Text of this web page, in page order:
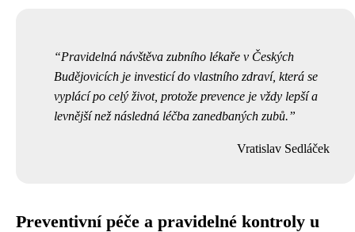
Pravidelná návštěva zubního lékaře v Českých
Budějovicích je investicí do vlastního zdraví, která se
vyplácí po celý život, protože prevence je vždy lepší a
levnější než následná léčba zanedbaných zubů.
Vratislav Sedláček
Preventivní péče a pravidelné kontroly u